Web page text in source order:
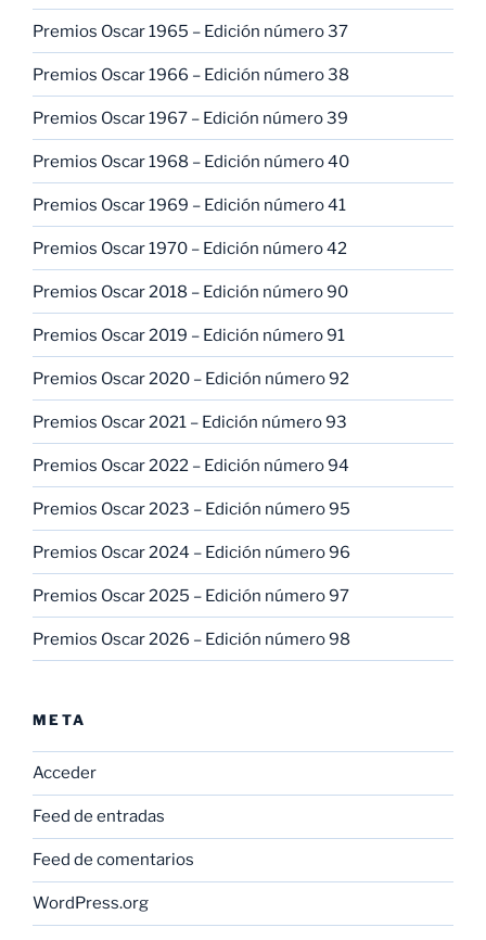
Premios Oscar 1965 – Edición número 37
Premios Oscar 1966 – Edición número 38
Premios Oscar 1967 – Edición número 39
Premios Oscar 1968 – Edición número 40
Premios Oscar 1969 – Edición número 41
Premios Oscar 1970 – Edición número 42
Premios Oscar 2018 – Edición número 90
Premios Oscar 2019 – Edición número 91
Premios Oscar 2020 – Edición número 92
Premios Oscar 2021 – Edición número 93
Premios Oscar 2022 – Edición número 94
Premios Oscar 2023 – Edición número 95
Premios Oscar 2024 – Edición número 96
Premios Oscar 2025 – Edición número 97
Premios Oscar 2026 – Edición número 98
META
Acceder
Feed de entradas
Feed de comentarios
WordPress.org